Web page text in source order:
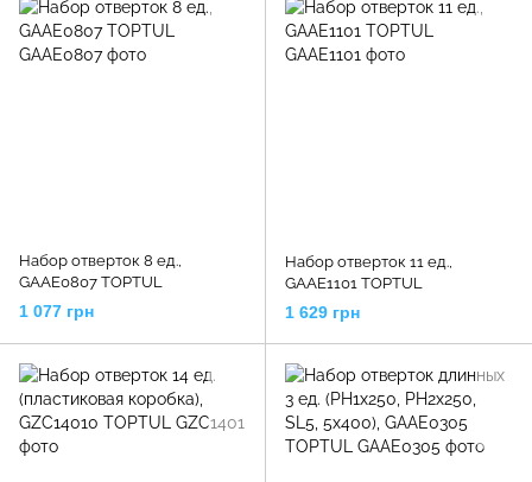
Набор отверток 8 ед.,
GAAE0807 TOPTUL
1 077 грн
Набор отверток 11 ед.,
GAAE1101 TOPTUL
1 629 грн